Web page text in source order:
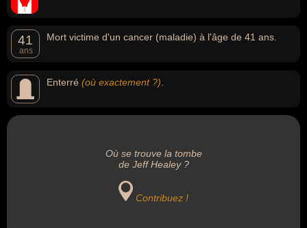
41
ans
Mort victime d'un cancer (maladie) à l'âge de 41 ans.
Enterré (où exactement ?)
Où se trouve la tombe
de Jeff Healey ?
Contribuez !